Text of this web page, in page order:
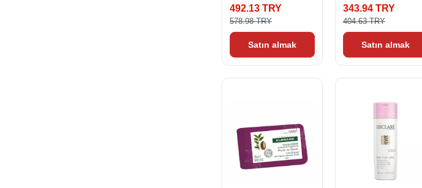
492.13 TRY
578.98 TRY
Satın almak
343.94 TRY
404.63 TRY
Satın almak